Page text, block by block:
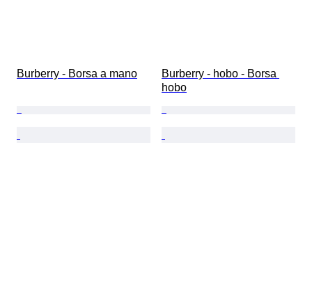
Burberry - Borsa a mano
Burberry - hobo - Borsa
hobo